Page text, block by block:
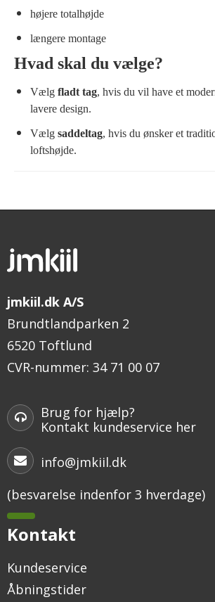
højere totalhøjde
længere montage
Hvad skal du vælge?
Vælg fladt tag, hvis du vil have et
lavere design.
Vælg saddeltag, hvis du ønsker et
loftshøjde.
jmkiil.dk A/S
Brundtlandparken 2
6520 Toftlund
CVR-nummer: 34 71 00 07
Brug for hjælp?
Kontakt kundeservice her
info@jmkiil.dk
(besvarelse indenfor 3 hverdage)
Kontakt
Kundeservice
Åbningstider